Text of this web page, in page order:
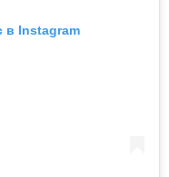
в Instagram